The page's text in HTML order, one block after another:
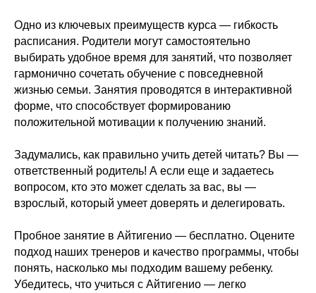
Одно из ключевых преимуществ курса — гибкость
расписания. Родители могут самостоятельно
выбирать удобное время для занятий, что позволяет
гармонично сочетать обучение с повседневной
жизнью семьи. Занятия проводятся в интерактивной
форме, что способствует формированию
положительной мотивации к получению знаний.
Задумались, как правильно учить детей читать? Вы —
ответственный родитель! А если еще и задаетесь
вопросом, кто это может сделать за вас, вы —
взрослый, который умеет доверять и делегировать.
Пробное занятие в Айтигенио — бесплатно. Оцените
подход наших тренеров и качество программы, чтобы
понять, насколько мы подходим вашему ребенку.
Убедитесь, что учиться с Айтигенио — легко